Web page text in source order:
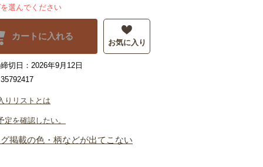
選んでください
カートに入れる
お気に入り
切日：2026年9月12日
りリストとは
定を確認したい。
掲載の色・柄などが出てこない